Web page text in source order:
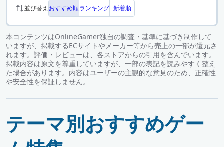
並び替えおすすめ順ランキング 新着順
本コンテンツはOnlineGamer独自の調査・基準に基づき制作して
いますが、掲載するECサイトやメーカー等から売上の一部が還元さ
れます。評価・レビューは、各ストアからの引用を含んでいます。
掲載内容は原文を尊重していますが、一部の表記を読みやすく整え
た場合があります。内容はユーザーの主観的な意見のため、正確性
や安全性を保証しません。
テーマ別おすすめゲー